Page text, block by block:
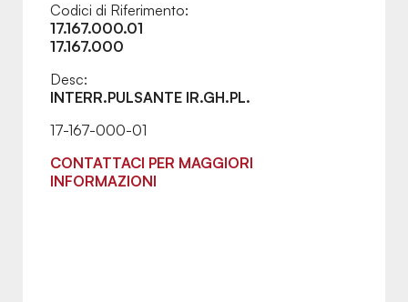
Codici di Riferimento:
17.167.000.01
17.167.000
Desc:
INTERR.PULSANTE IR.GH.PL.
17-167-000-01
CONTATTACI PER MAGGIORI
INFORMAZIONI